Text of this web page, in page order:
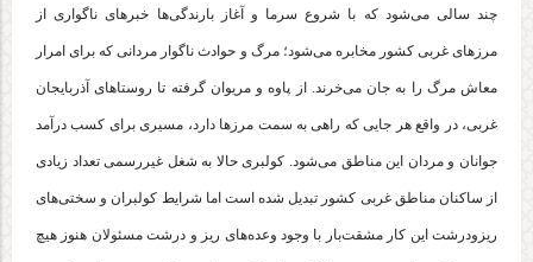
چند سالی می‌شود که با شروع سرما و آغاز بارندگی‌ها خبرهای ناگواری از
مرزهای غربی کشور مخابره می‌شود؛ مرگ و حوادث ناگوار مردانی که برای امرار
معاش مرگ را به جان می‌خرند. از پاوه و مریوان گرفته تا روستاهای آذربایجان
غربی، در واقع هر جایی که راهی به سمت مرزها دارد، مسیری برای کسب درآمد
جوانان و مردان این مناطق می‌شود. کولبری حالا به شغل غیررسمی تعداد زیادی
از ساکنان مناطق غربی کشور تبدیل شده است اما شرایط کولبران و سختی‌های
ریزودرشت این کار مشقت‌بار با وجود وعده‌های ریز و درشت مسئولان هنوز هیچ